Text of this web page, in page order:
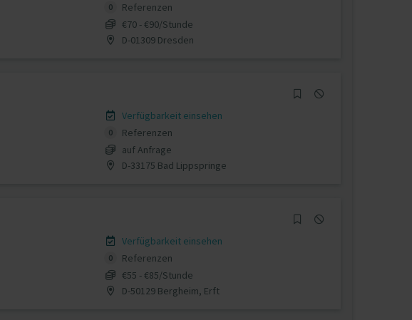
0
Referenzen
€70 - €90/Stunde
D-01309 Dresden
Verfügbarkeit einsehen
0
Referenzen
auf Anfrage
D-33175 Bad Lippspringe
Verfügbarkeit einsehen
0
Referenzen
€55 - €85/Stunde
D-50129 Bergheim, Erft